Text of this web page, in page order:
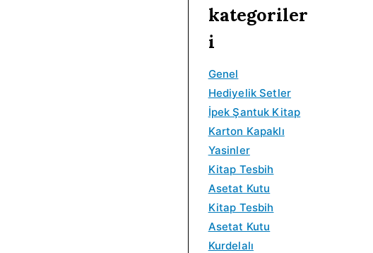
0
.
5
.
i
:
₺
6
5
.
0
0
.
:
₺
i
f
i
y
t
:
₺
1
1
d
i
kategoriler
i
Genel
Hediyelik Setler
İpek Şantuk Kitap
Karton Kapaklı
Yasinler
Kitap Tesbih
Asetat Kutu
Kitap Tesbih
Asetat Kutu
Kurdelalı